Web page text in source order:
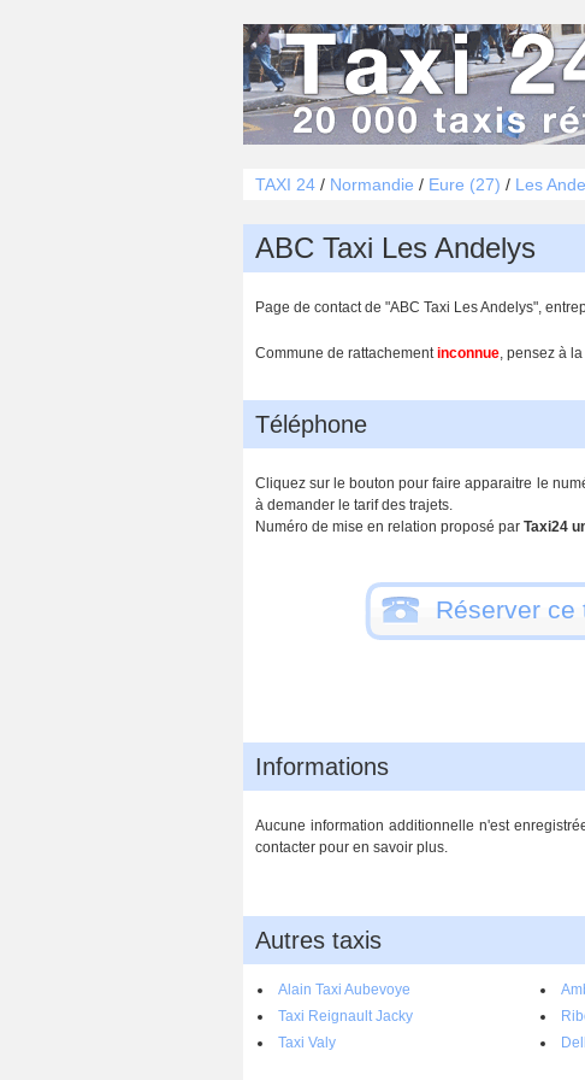
TAXI 24 / Normandie / Eure (27) / Les
ABC Taxi Les Andelys
Page de contact de "ABC Taxi Les Andelys",
Commune de rattachementinconnue, pensez à
Téléphone
Cliquez sur le bouton pour faire apparaitre le
à demander le tarif des trajets.
Numéro de mise en relation proposé par Taxi24
Réserver ce
Informations
Aucune information additionnelle n'est
contacter pour en savoir plus.
Autres taxis
Alain Taxi Aubevoye
Taxi Reignault Jacky
Taxi Valy